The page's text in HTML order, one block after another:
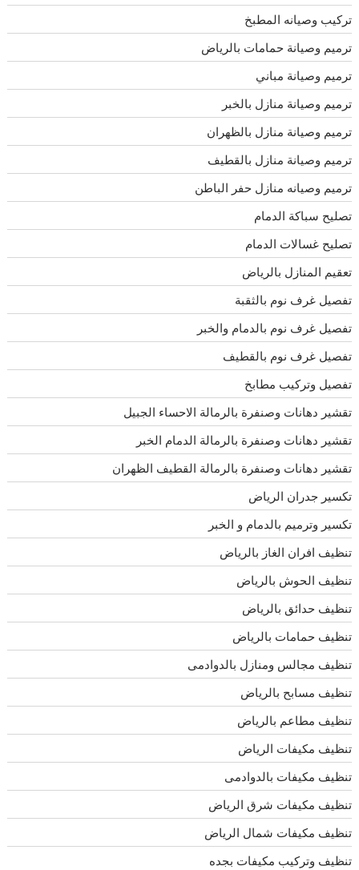
تركيب وصيانه المطبخ
ترميم وصيانة حمامات بالرياض
ترميم وصيانة مباني
ترميم وصيانة منازل بالخبر
ترميم وصيانة منازل بالظهران
ترميم وصيانة منازل بالقطيف
ترميم وصيانه منازل حفر الباطن
تصليح سباكة الدمام
تصليح غسالات الدمام
تعقيم المنازل بالرياض
تفصيل غرف نوم بالثقبة
تفصيل غرف نوم بالدمام والخبر
تفصيل غرف نوم بالقطيف
تفصيل وتركيب مطابخ
تقشير دهانات وصنفرة بالرمالة الاحساء الجبيل
تقشير دهانات وصنفرة بالرمالة الدمام الخبر
تقشير دهانات وصنفرة بالرمالة القطيف الظهران
تكسير جدران الرياض
تكسير وترميم بالدمام و الخبر
تنظيف افران الغاز بالرياض
تنظيف الحوش بالرياض
تنظيف حدائق بالرياض
تنظيف حمامات بالرياض
تنظيف مجالس ومنازل بالدوادمى
تنظيف مسابح بالرياض
تنظيف مطاعم بالرياض
تنظيف مكيفات الرياض
تنظيف مكيفات بالدوادمى
تنظيف مكيفات شرق الرياض
تنظيف مكيفات شمال الرياض
تنظيف وتركيب مكيفات بجده